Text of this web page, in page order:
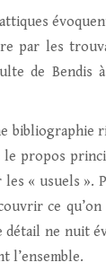
par les
de Bendis
le propos
« usuels ».
ce qu’on
détail ne nuit
l’ensemble.